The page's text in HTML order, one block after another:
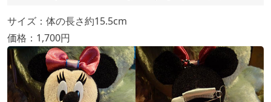
サイズ：体の長さ約15.5cm
価格：1,700円